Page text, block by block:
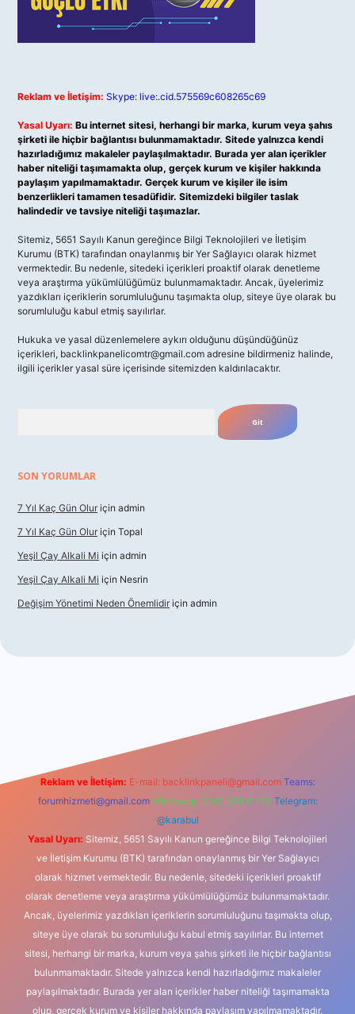
Reklam ve İletişim: Skype: live:.cid.575569c608265c69
Yasal Uyarı: Bu internet sitesi, herhangi bir marka, kurum veya şahıs
şirketi ile hiçbir bağlantısı bulunmamaktadır. Sitede yalnızca kendi
hazırladığımız makaleler paylaşılmaktadır. Burada yer alan içerikler
haber niteliği taşımamakta olup, gerçek kurum ve kişiler hakkında
paylaşım yapılmamaktadır. Gerçek kurum ve kişiler ile isim
benzerlikleri tamamen tesadüfidir. Sitemizdeki bilgiler taslak
halindedir ve tavsiye niteliği taşımazlar.
Sitemiz, 5651 Sayılı Kanun gereğince Bilgi Teknolojileri ve İletişim
Kurumu (BTK) tarafından onaylanmış bir Yer Sağlayıcı olarak hizmet
vermektedir. Bu nedenle, sitedeki içerikleri proaktif olarak denetleme
veya araştırma yükümlülüğümüz bulunmamaktadır. Ancak, üyelerimiz
yazdıkları içeriklerin sorumluluğunu taşımakta olup, siteye üye olarak bu
sorumluluğu kabul etmiş sayılırlar.
Hukuka ve yasal düzenlemelere aykırı olduğunu düşündüğünüz
içerikleri, backlinkpanelicomtr@gmail.com adresine bildirmeniz halinde,
ilgili içerikler yasal süre içerisinde sitemizden kaldırılacaktır.
SON YORUMLAR
7 Yıl Kaç Gün Olur için admin
7 Yıl Kaç Gün Olur için Topal
Yeşil Çay Alkali Mi için admin
Yeşil Çay Alkali Mi için Nesrin
Değişim Yönetimi Neden Önemlidir için admin
Reklam ve İletişim: E-mail: backlinkpaneli@gmail.com Teams:
forumhizmeti@gmail.com Whatsapp: 0262 606 0 726 Telegram:
@karabul
Yasal Uyarı: Sitemiz, 5651 Sayılı Kanun gereğince Bilgi Teknolojileri
ve İletişim Kurumu (BTK) tarafından onaylanmış bir Yer Sağlayıcı
olarak hizmet vermektedir. Bu nedenle, sitedeki içerikleri proaktif
olarak denetleme veya araştırma yükümlülüğümüz bulunmamaktadır.
Ancak, üyelerimiz yazdıkları içeriklerin sorumluluğunu taşımakta olup,
siteye üye olarak bu sorumluluğu kabul etmiş sayılırlar. Bu internet
sitesi, herhangi bir marka, kurum veya şahıs şirketi ile hiçbir bağlantısı
bulunmamaktadır. Sitede yalnızca kendi hazırladığımız makaleler
paylaşılmaktadır. Burada yer alan içerikler haber niteliği taşımamakta
olup, gerçek kurum ve kişiler hakkında paylaşım yapılmamaktadır.